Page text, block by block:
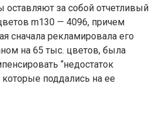
за собой отчетливый
m130 — 4096, причем
сначала рекламировала его
на 65 тыс. цветов, была
“недостаток
которые поддались на ее